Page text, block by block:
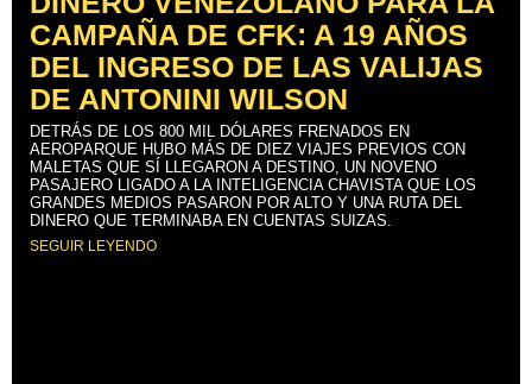
CAMPAÑA DE CFK: A 19 AÑOS
DEL INGRESO DE LAS VALIJAS
DE ANTONINI WILSON
DETRÁS DE LOS 800 MIL DÓLARES FRENADOS EN
AEROPARQUE HUBO MÁS DE DIEZ VIAJES PREVIOS CON
MALETAS QUE SÍ LLEGARON A DESTINO, UN NOVENO
PASAJERO LIGADO A LA INTELIGENCIA CHAVISTA QUE LOS
GRANDES MEDIOS PASARON POR ALTO Y UNA RUTA DEL
DINERO QUE TERMINABA EN CUENTAS SUIZAS.
SEGUIR LEYENDO